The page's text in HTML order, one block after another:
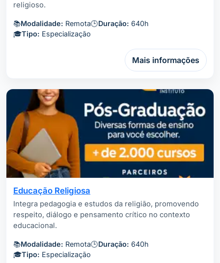
religioso.
📚Modalidade: Remota🕒Duração: 640h
🎓Tipo: Especialização
Mais informações
Educação Religiosa
Integra pedagogia e estudos da religião, promovendo
respeito, diálogo e pensamento crítico no contexto
educacional.
📚Modalidade: Remota🕒Duração: 640h
🎓Tipo: Especialização